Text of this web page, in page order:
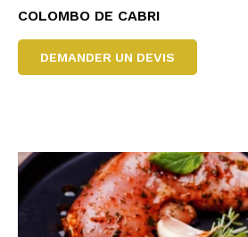
COLOMBO DE CABRI
DEMANDER UN DEVIS